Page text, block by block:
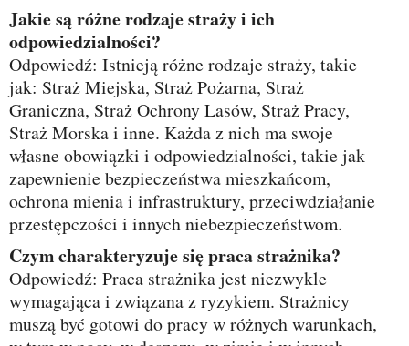
Jakie są różne rodzaje straży i ich
odpowiedzialności?
Odpowiedź: Istnieją różne rodzaje straży, takie
jak: Straż Miejska, Straż Pożarna, Straż
Graniczna, Straż Ochrony Lasów, Straż Pracy,
Straż Morska i inne. Każda z nich ma swoje
własne obowiązki i odpowiedzialności, takie jak
zapewnienie bezpieczeństwa mieszkańcom,
ochrona mienia i infrastruktury, przeciwdziałanie
przestępczości i innych niebezpieczeństwom.
Czym charakteryzuje się praca strażnika?
Odpowiedź: Praca strażnika jest niezwykle
wymagająca i związana z ryzykiem. Strażnicy
muszą być gotowi do pracy w różnych warunkach,